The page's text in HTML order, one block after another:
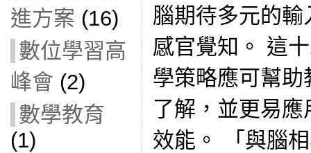
進方案 (16)
數位學習高
峰會 (2)
數學教育
(1)
腦期待多元的
感官覺知。 這
學策略應可幫
了解，並更易
效能。 「與腦